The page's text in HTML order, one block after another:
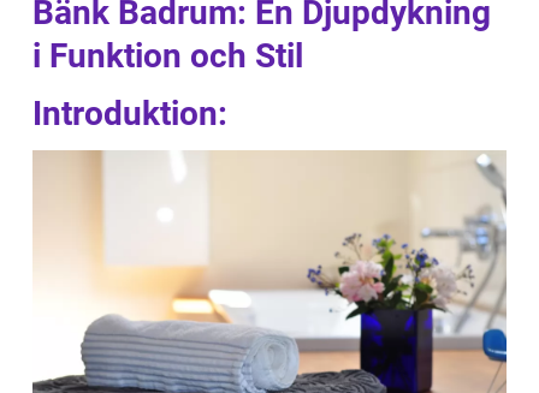
Bänk Badrum: En Djupdykning
i Funktion och Stil
Introduktion: